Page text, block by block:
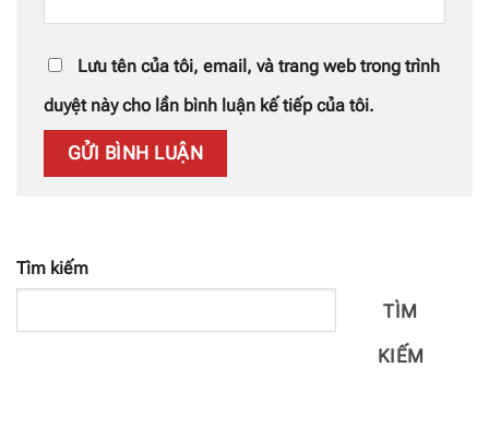
Lưu tên của tôi, email, và trang web trong trình
duyệt này cho lần bình luận kế tiếp của tôi.
Tìm kiếm
TÌM
KIẾM